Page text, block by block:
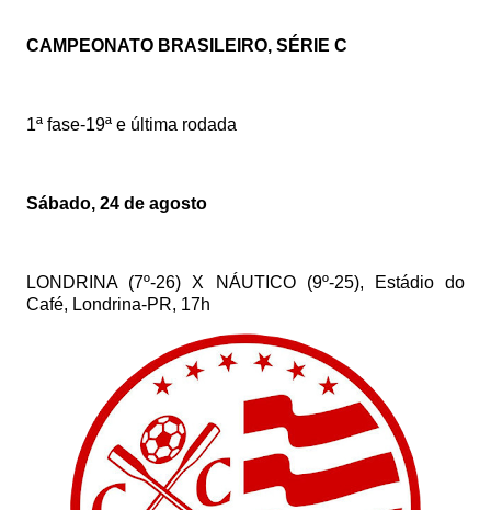
CAMPEONATO BRASILEIRO, SÉRIE C
1ª fase-19ª e última rodada
Sábado, 24 de agosto
LONDRINA (7º-26) X NÁUTICO (9º-25), Estádio do
Café, Londrina-PR, 17h